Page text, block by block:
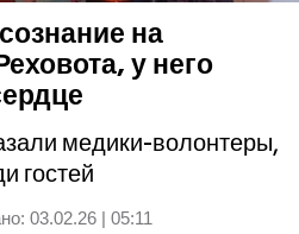
на
у него
медики-волонтеры,
гостей
03.02.26 | 05:11